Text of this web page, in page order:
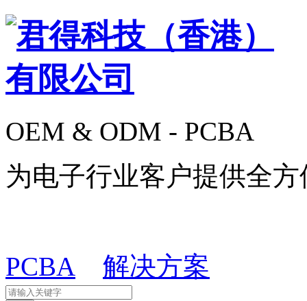
OEM & ODM - PCBA
为电子行业客户提供全
PCBA 解决方案